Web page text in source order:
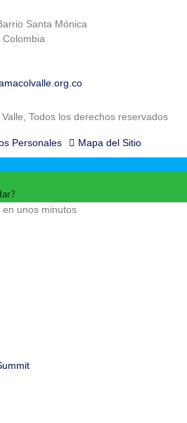
Santa Mónica
Colombia
Todos los derechos reservados
Personales Mapa del Sitio
unos minutos